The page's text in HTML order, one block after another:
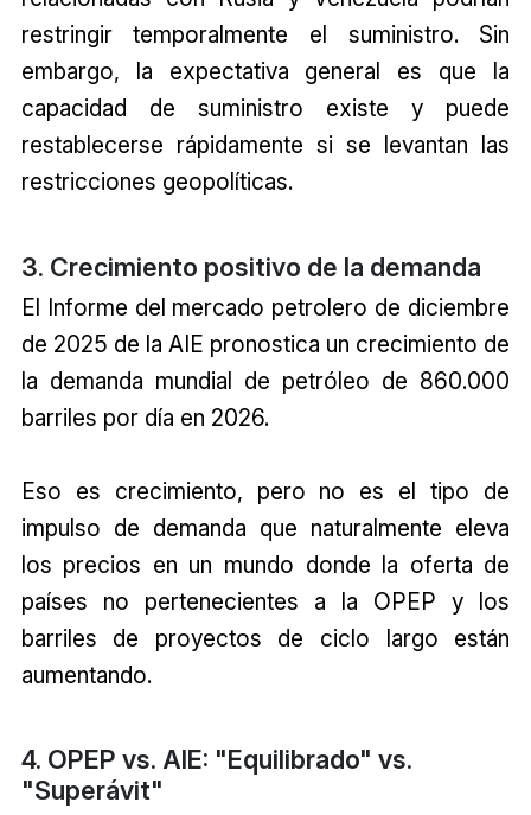
restringir temporalmente el suministro. Sin
embargo, la expectativa general es que la
capacidad de suministro existe y puede
restablecerse rápidamente si se levantan las
restricciones geopolíticas.
3. Crecimiento positivo de la demanda
El Informe del mercado petrolero de diciembre
de 2025 de la AIE pronostica un crecimiento de
la demanda mundial de petróleo de 860.000
barriles por día en 2026.
Eso es crecimiento, pero no es el tipo de
impulso de demanda que naturalmente eleva
los precios en un mundo donde la oferta de
países no pertenecientes a la OPEP y los
barriles de proyectos de ciclo largo están
aumentando.
4. OPEP vs. AIE: "Equilibrado" vs.
"Superávit"